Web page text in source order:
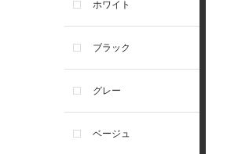
ホワイト
ブラック
グレー
ベージュ